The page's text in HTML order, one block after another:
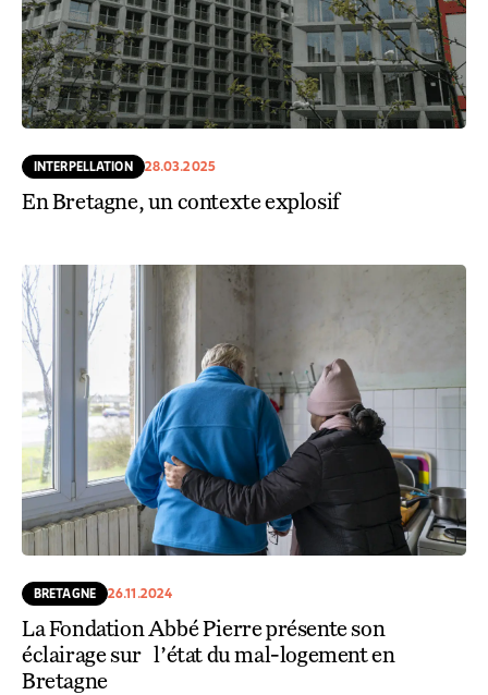
INTERPELLATION 28.03.2025
En Bretagne, un contexte explosif
BRETAGNE 26.11.2024
La Fondation Abbé Pierre présente son
éclairage sur l’état du mal-logement en
Bretagne